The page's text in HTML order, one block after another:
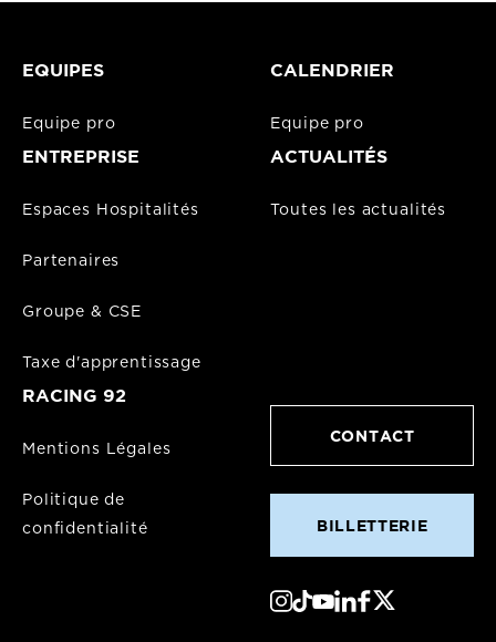
EQUIPES
Equipe pro
CALENDRIER
Equipe pro
ENTREPRISE
Espaces Hospitalités
Partenaires
Groupe & CSE
Taxe d'apprentissage
ACTUALITÉS
Toutes les actualités
RACING 92
Mentions Légales
Politique de
confidentialité
CONTACT
BILLETTERIE